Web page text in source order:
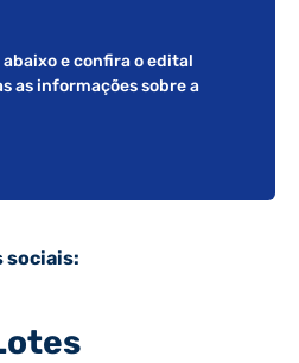
e confira o edital
as informações sobre a
sociais: